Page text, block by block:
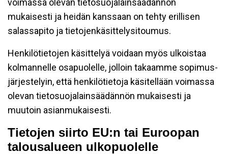
voimassa olevan tietosuojalainsäädännön
mukaisesti ja heidän kanssaan on tehty erillisen
salassapito ja tietojenkäsittelysitoumus.
Henkilötietojen käsittelyä voidaan myös ulkoistaa
kolmannelle osapuolelle, jolloin takaamme sopimus-
järjestelyin, että henkilötietoja käsitellään voimassa
olevan tietosuojalainsäädännön mukaisesti ja
muutoin asianmukaisesti.
Tietojen siirto EU:n tai Euroopan
talousalueen ulkopuolelle